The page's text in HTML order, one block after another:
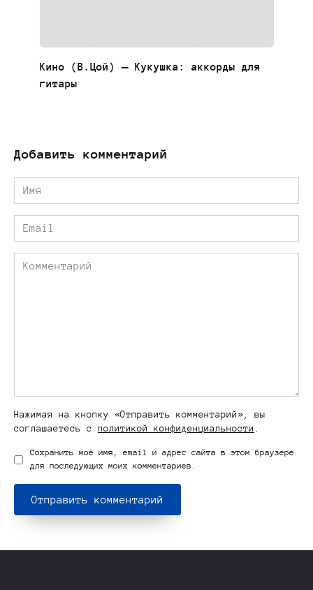
Кино (В.Цой) — Кукушка: аккорды для
гитары
Добавить комментарий
Имя
*
Email
*
Комментарий
Нажимая на кнопку «Отправить комментарий», вы
соглашаетесь с политикой конфиденциальности
Сохранить моё имя, email и адрес сайта в этом браузере
для последующих моих комментариев.